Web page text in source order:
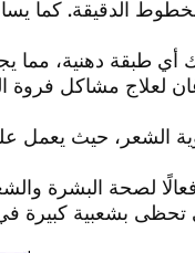
الدقيقة. كما
طبقة دهنية، مما
لعلاج مشاكل
الشعر، حيث
لصحة البشرة